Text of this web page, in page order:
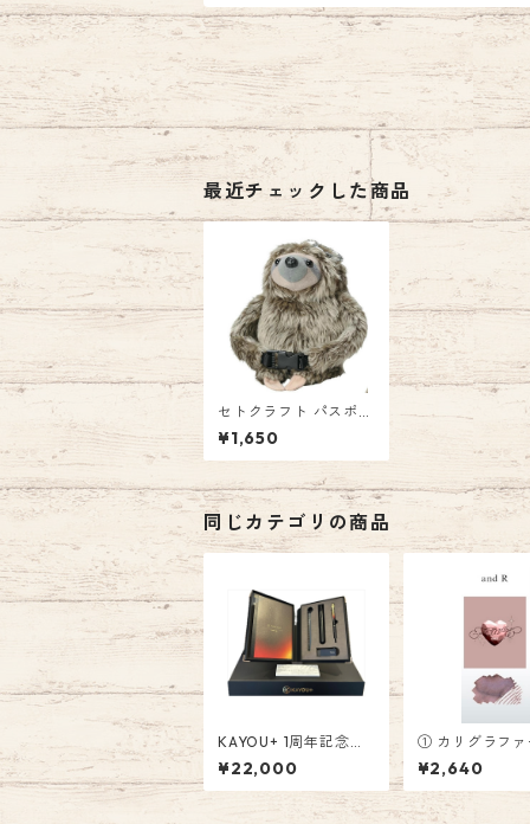
最近チェックした商品
セトクラフト パスポー
チ(ナマケモノ) SF-35
03-220 1650円
（税込）
¥1,650
同じカテゴリの商品
KAYOU+ 1周年記念モ
デル AIMVISION Editi
on001「KOHAKU -琥
珀-」
¥22,000
① カリグラファ
Eさん監修 ペン
クと万年筆の
んインク
n Ink
¥2,640